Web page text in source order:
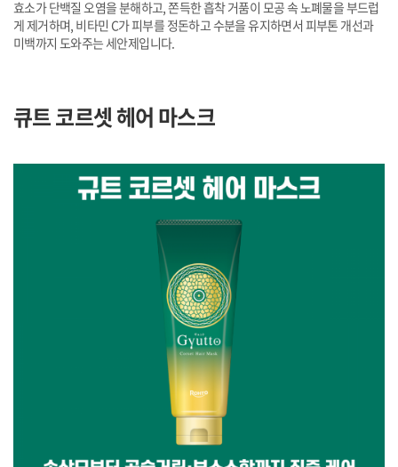
효소가 단백질 오염을 분해하고, 쫀득한 흡착 거품이 모공 속 노폐물을 부드럽
게 제거하며, 비타민 C가 피부를 정돈하고 수분을 유지하면서 피부톤 개선과
미백까지 도와주는 세안제입니다.
큐트 코르셋 헤어 마스크